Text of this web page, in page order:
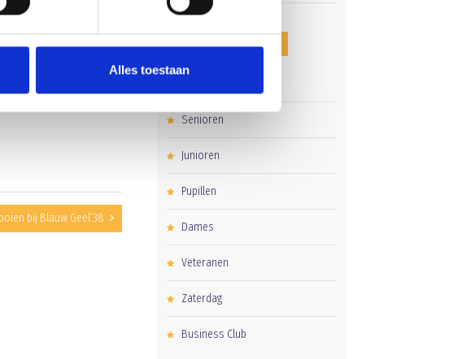
Alles toestaan
bij Blauw Geel’38
CATEGORIEËN
Senioren
Junioren
Pupillen
Dames
Veteranen
Zaterdag
Business Club